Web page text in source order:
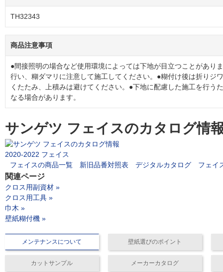
TH32343
商品注意事項
●間接照明の場合など使用環境によっては下地が目立つことがあり
行い、糊ダマリに注意して施工してください。●糊付け後は折りジ
くたたみ、上積みは避けてください。●下地に配慮した施工を行う
なる場合があります。
サンゲツ フェイスのカタログ情
2020-2022 フェイス
フェイスの商品一覧
新旧品番対照表 デジタルカタログ フェイ
関連ページ
クロス用副資材 »
クロス用工具 »
巾木 »
壁紙糊付機 »
メンテナンスについて 壁紙選びのポイント
カットサンプル メーカーカタログ